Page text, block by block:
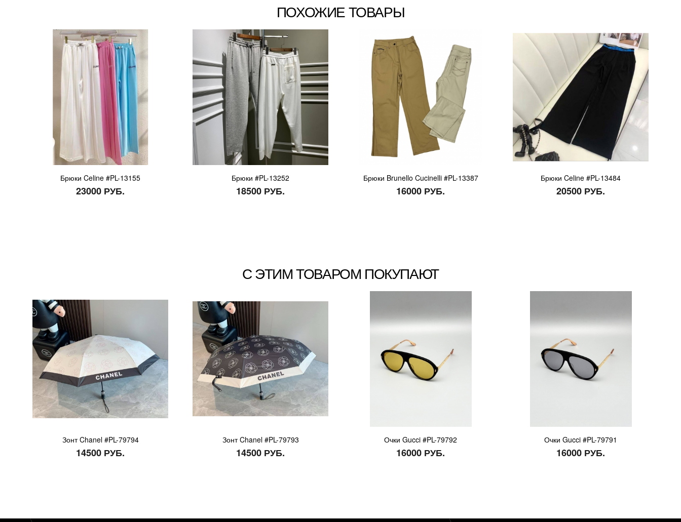
ПОХОЖИЕ ТОВАРЫ
Брюки Celine #PL-13155
23000 РУБ.
Брюки #PL-13252
18500 РУБ.
Брюки Brunello Cucinelli #PL-13387
16000 РУБ.
Брюки Celine #PL-13484
20500 РУБ.
С ЭТИМ ТОВАРОМ ПОКУПАЮТ
Зонт Chanel #PL-79794
14500 РУБ.
Зонт Chanel #PL-79793
14500 РУБ.
Очки Gucci #PL-79792
16000 РУБ.
Очки Gucci #PL-79791
16000 РУБ.